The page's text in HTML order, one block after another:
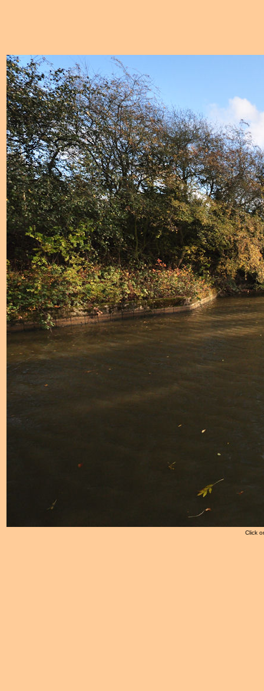
Click